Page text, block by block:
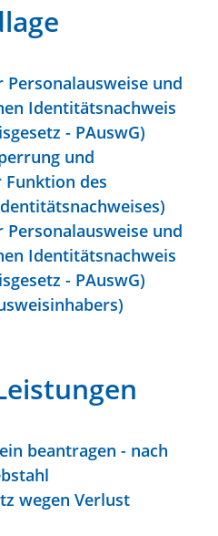
Personalausweise und
Identitätsnachweis
- PAuswG)
und
Funktion des
Personalausweise und
Identitätsnachweis
- PAuswG)
beantragen - nach
wegen Verlust